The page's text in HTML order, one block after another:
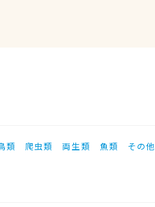
類 爬虫類 両生類 魚類 その他